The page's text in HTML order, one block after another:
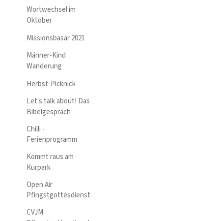
Wortwechsel im
Oktober
Missionsbasar 2021
Männer-Kind
Wanderung
Herbst-Picknick
Let's talk about! Das
Bibelgespräch
Chilli -
Ferienprogramm
Kommt raus am
Kurpark
Open Air
Pfingstgottesdienst
CVJM